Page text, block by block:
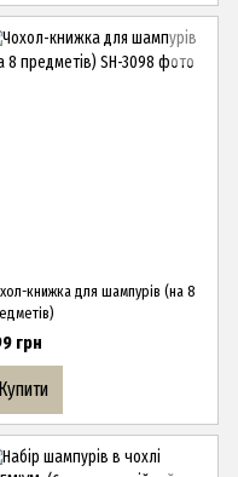
книжка для шампурів (на 8
грн
Купити